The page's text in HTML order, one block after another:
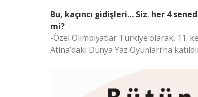
Bu, kaçıncı gidişleri… Siz, her 4
mi?
-Özel Olimpiyatlar Türkiye olarak, 11.
Atina’daki Dünya Yaz Oyunları’na